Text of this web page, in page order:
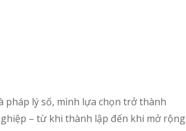
pháp lý số, mình lựa chọn trở thành
– từ khi thành lập đến khi mở rộng